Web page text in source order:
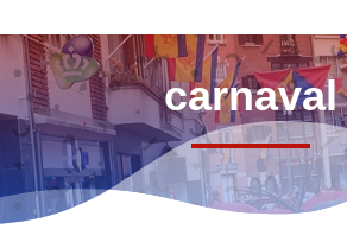
carnaval